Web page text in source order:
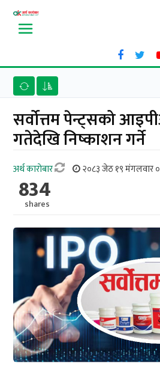
सर्वोत्तम पेन्ट्सको
गतेदेखि निष्काशन गर्ने
अर्थ काराेबार २०८३ जेठ १९ मंगलवार
834
shares